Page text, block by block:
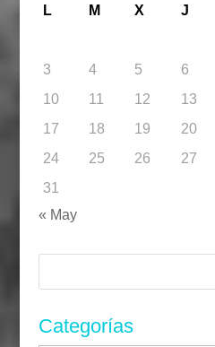
L M X J
3
4 5 6
10
11 12 13
17
18 19 20
24
25 26 27
31
« May
Buscar:
Categorías